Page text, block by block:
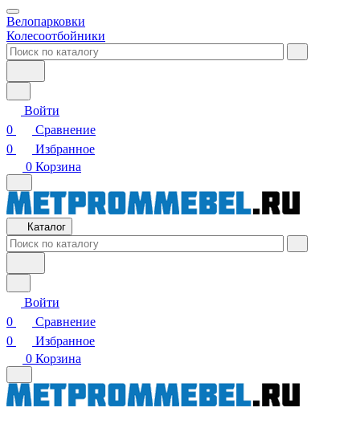
Велопарковки
Колесоотбойники
Войти
0
Сравнение
0
Избранное
0 Корзина
Каталог
Войти
0
Сравнение
0
Избранное
0 Корзина